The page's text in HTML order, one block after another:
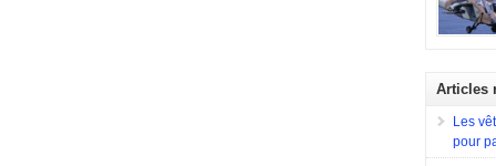
Sa
souhait
en
ainsi
destiné à
la France
typique,
Articles
Les
pour